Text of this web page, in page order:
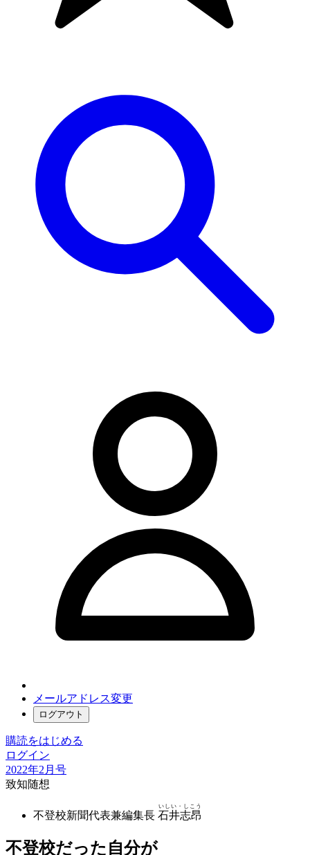
メールアドレス変更
ログアウト
購読をはじめる
ログイン
2022年2月号
致知随想
不登校新聞代表兼編集長 石井志昂
いしい・しこう
不登校だった自分が